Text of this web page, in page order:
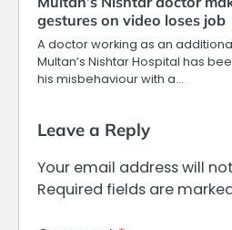
gestures on video loses job
A doctor working as an
Multan’s Nishtar Hospital has
his misbehaviour with a…
Leave a Reply
Your email address will
Required fields are